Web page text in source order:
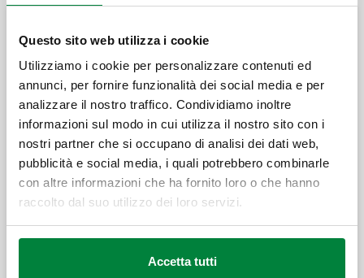
Questo sito web utilizza i cookie
Utilizziamo i cookie per personalizzare contenuti ed
annunci, per fornire funzionalità dei social media e per
analizzare il nostro traffico. Condividiamo inoltre
informazioni sul modo in cui utilizza il nostro sito con i
nostri partner che si occupano di analisi dei dati web,
pubblicità e social media, i quali potrebbero combinarle
con altre informazioni che ha fornito loro o che hanno
raccolto dal suo utilizzo dei loro servizi.
Accetta tutti
mobile.
Valvola di ritegno, attacchi femmina -
femmina.
Valvola di ritegno ad ingombro ridotto,
attacchi calotta mobile - maschio.
Valvola di ritegno, attacchi calotta mobile -
maschio.